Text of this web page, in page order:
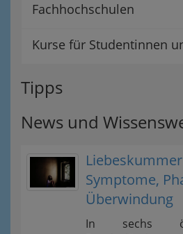
Fachhochschulen
Kurse für Studentinnen
Tipps
News und
Symptome,
Überwindung
In sechs